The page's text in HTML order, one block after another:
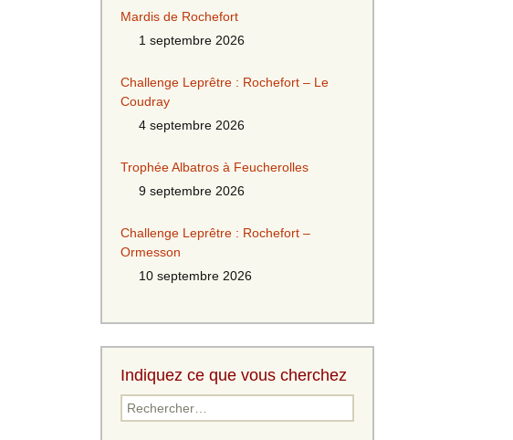
Mardis de Rochefort
1 septembre 2026
Challenge Leprêtre : Rochefort – Le
Coudray
4 septembre 2026
Trophée Albatros à Feucherolles
9 septembre 2026
Challenge Leprêtre : Rochefort –
Ormesson
10 septembre 2026
Indiquez ce que vous cherchez